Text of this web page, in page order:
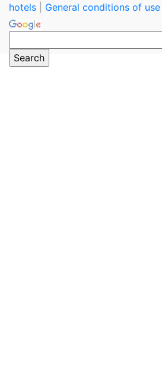
hotels
General conditions of use